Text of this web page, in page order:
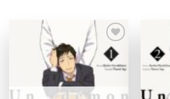
Ajouter
à la
wishlist